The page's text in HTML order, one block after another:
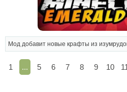
Мод добавит новые крафты из
1 ... 5 6 7 8 9 10 11